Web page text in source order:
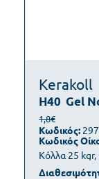
Kerakoll
H40 Gel
Κόλλα 25
1,8€
Κωδικός:
Κωδικός